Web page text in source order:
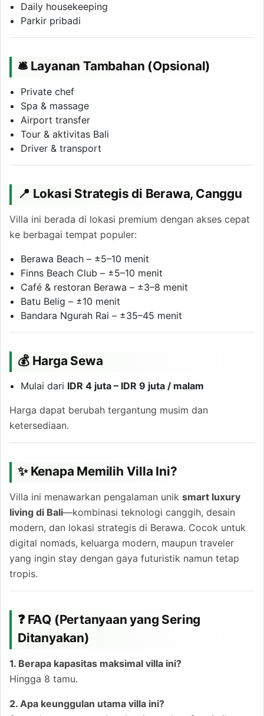
Daily housekeeping
Parkir pribadi
🛎 Layanan Tambahan (Opsional)
Private chef
Spa & massage
Airport transfer
Tour & aktivitas Bali
Driver & transport
📍 Lokasi Strategis di Berawa, Canggu
Villa ini berada di lokasi premium dengan akses cepat
ke berbagai tempat populer:
Berawa Beach – ±5–10 menit
Finns Beach Club – ±5–10 menit
Café & restoran Berawa – ±3–8 menit
Batu Belig – ±10 menit
Bandara Ngurah Rai – ±35–45 menit
💰 Harga Sewa
Mulai dari IDR 4 juta – IDR 9 juta / malam
Harga dapat berubah tergantung musim dan
ketersediaan.
✨ Kenapa Memilih Villa Ini?
Villa ini menawarkan pengalaman unik smart luxury
living di Bali—kombinasi teknologi canggih, desain
modern, dan lokasi strategis di Berawa. Cocok untuk
digital nomads, keluarga modern, maupun traveler
yang ingin stay dengan gaya futuristik namun tetap
tropis.
❓ FAQ (Pertanyaan yang Sering
Ditanyakan)
1. Berapa kapasitas maksimal villa ini?
Hingga 8 tamu.
2. Apa keunggulan utama villa ini?